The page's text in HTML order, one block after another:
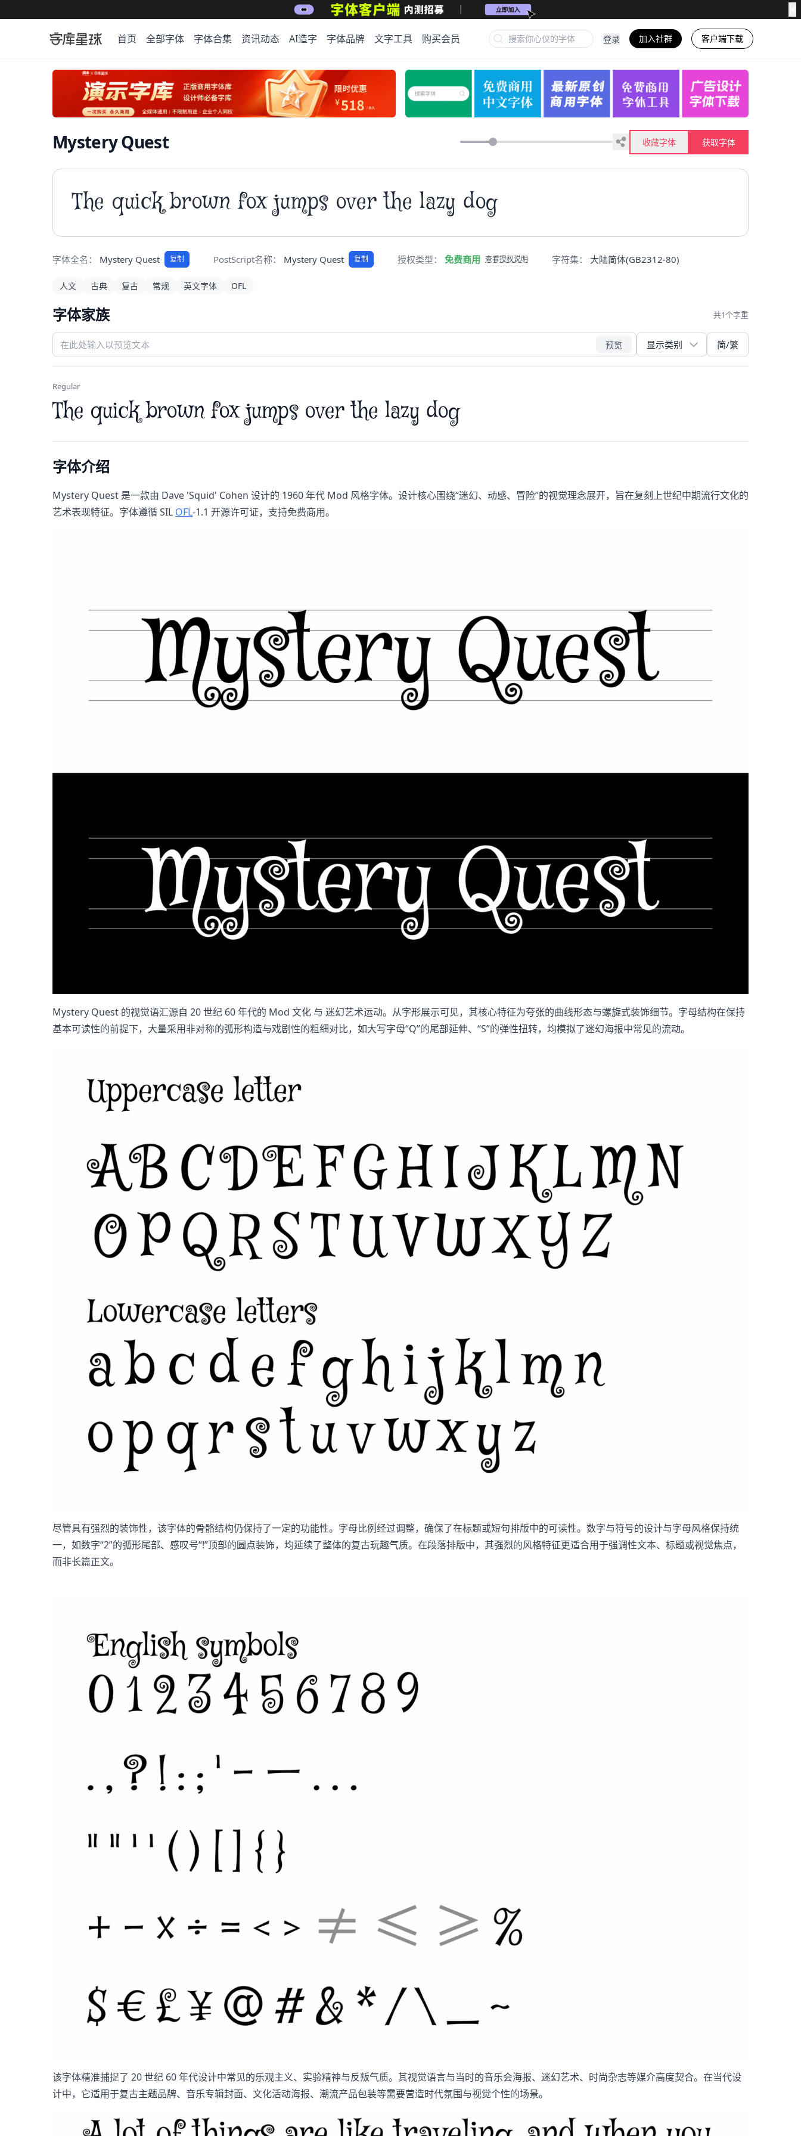
首页 全部字体 字体合集 资讯动态 AI造字 字体品牌 文字工具 购买会员 登录 加入社群 客户端下载
Mystery Quest 收藏字体 获取字体
The quick brown fox jumps over the lazy dog
字体全名： Mystery Quest 复制 PostScript名称： Mystery Quest 复制 授权类型： 免费商用 查看授权说明 字符集： 大陆简体(GB2312-80)
人文 古典 复古 常规 英文字体 OFL
字体家族 共1个字重
预览 简/繁
Regular
The quick brown fox jumps over the lazy dog
字体介绍
Mystery Quest 是一款由 Dave 'Squid' Cohen 设计的 1960 年代 Mod 风格字体。设计核心围绕“迷幻、动感、冒险”的视觉理念展开，旨在复刻上世纪中期流行文化的
艺术表现特征。字体遵循 SIL OFL-1.1 开源许可证，支持免费商用。
​Mystery Quest 的视觉语汇源自 20 世纪 60 年代的 Mod 文化​ 与 迷幻艺术运动。从字形展示可见，其核心特征为夸张的曲线形态与螺旋式装饰细节。字母结构在保持
基本可读性的前提下，大量采用非对称的弧形构造与戏剧性的粗细对比，如大写字母“Q”的尾部延伸、“S”的弹性扭转，均模拟了迷幻海报中常见的流动​。
尽管具有强烈的装饰性，该字体的骨骼结构仍保持了一定的功能性。字母比例经过调整，确保了在标题或短句排版中的可读性。数字与符号的设计与字母风格保持统
一，如数字“2”的弧形尾部、感叹号“!”顶部的圆点装饰，均延续了整体的复古玩趣气质。在段落排版中，其强烈的风格特征更适合用于强调性文本、标题或视觉焦点，
而非长篇正文。
该字体精准捕捉了 20 世纪 60 年代设计中常见的乐观主义、实验精神与反叛气质。其视觉语言与当时的音乐会海报、迷幻艺术、时尚杂志等媒介高度契合。在当代设
计中，它适用于复古主题品牌、音乐专辑封面、文化活动海报、潮流产品包装等需要营造时代氛围与视觉个性的场景。